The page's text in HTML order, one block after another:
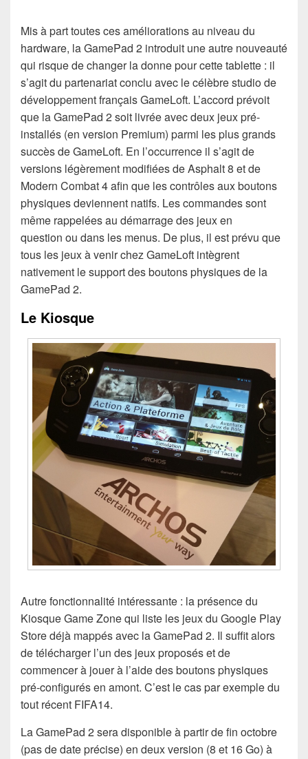
Mis à part toutes ces améliorations au niveau du
hardware, la GamePad 2 introduit une autre nouveauté
qui risque de changer la donne pour cette tablette : il
s’agit du partenariat conclu avec le célèbre studio de
développement français GameLoft. L’accord prévoit
que la GamePad 2 soit livrée avec deux jeux pré-
installés (en version Premium) parmi les plus grands
succès de GameLoft. En l’occurrence il s’agit de
versions légèrement modifiées de Asphalt 8 et de
Modern Combat 4 afin que les contrôles aux boutons
physiques deviennent natifs. Les commandes sont
même rappelées au démarrage des jeux en
question ou dans les menus. De plus, il est prévu que
tous les jeux à venir chez GameLoft intègrent
nativement le support des boutons physiques de la
GamePad 2.
Le Kiosque
Autre fonctionnalité intéressante : la présence du
Kiosque Game Zone qui liste les jeux du Google Play
Store déjà mappés avec la GamePad 2. Il suffit alors
de télécharger l’un des jeux proposés et de
commencer à jouer à l’aide des boutons physiques
pré-configurés en amont. C’est le cas par exemple du
tout récent FIFA14.
La GamePad 2 sera disponible à partir de fin octobre
(pas de date précise) en deux version (8 et 16 Go) à